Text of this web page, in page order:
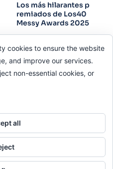
Los más hilarantes p
remiados de Los40
Messy Awards 2025
Todos Los Derechos
cookies to ensure the website
and improve our services.
non-essential cookies, or
all